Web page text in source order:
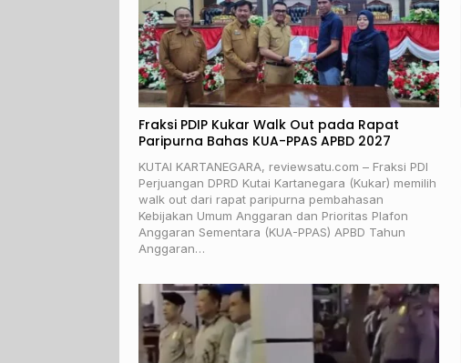
Fraksi PDIP Kukar Walk Out pada Rapat
Paripurna Bahas KUA-PPAS APBD 2027
KUTAI KARTANEGARA, reviewsatu.com – Fraksi PDI
Perjuangan DPRD Kutai Kartanegara (Kukar) memilih
walk out dari rapat paripurna pembahasan
Kebijakan Umum Anggaran dan Prioritas Plafon
Anggaran Sementara (KUA-PPAS) APBD Tahun
Anggaran…